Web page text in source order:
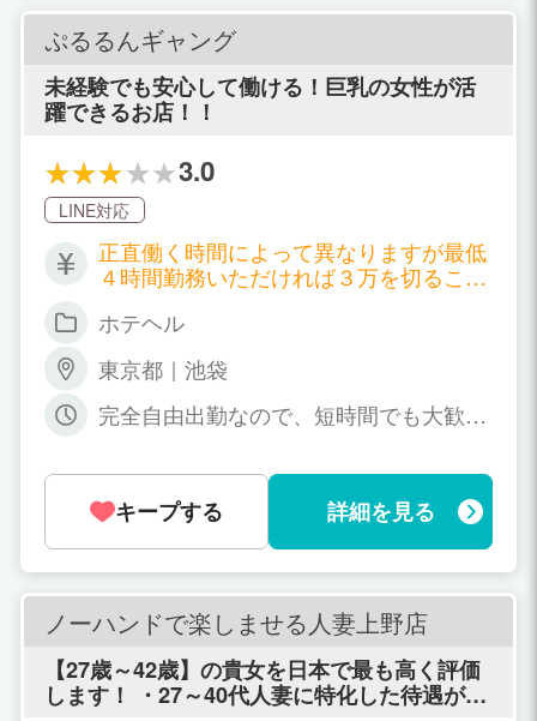
ぷるるんギャング
未経験でも安心して働ける！巨乳の女性が活
躍できるお店！！
3.0
LINE対応
正直働く時間によって異なりますが最低
４時間勤務いただければ３万を切ること
ばもちろん１日１０万以上稼ぐ女の子も
たくさんの常連様に通っていただいてお
ります 実績と信頼で誠実な運営を心が
け、 都内でもの高い集客力があり、時期
です。 新しい女の子はお店がバックアッ
プしますので稼ぎは安心してください 。
ホテヘル
東京都｜池袋
完全自由出勤なので、短時間でも大歓迎
掛け持ちされていますよ。出勤回数も月
一～大歓迎です。
キープする 詳細を見る
ノーハンドで楽しませる人妻上野店
【27歳～42歳】の貴女を日本で最も高く評価
します！ ・27～40代人妻に特化した待遇が満